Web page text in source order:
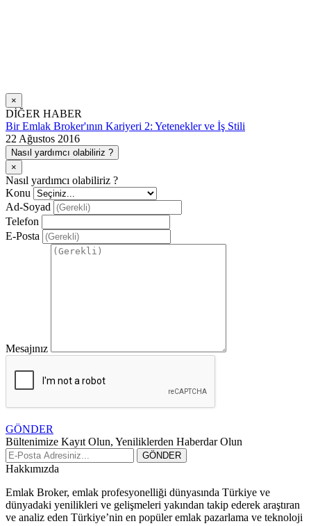
×
DİĞER HABER
Bir Emlak Broker'ının Kariyeri 2: Yetenekler ve İş Stili
22 Ağustos 2016
Nasıl yardımcı olabiliriz ?
×
Nasıl yardımcı olabiliriz ?
Konu
Ad-Soyad
Telefon
E-Posta
Mesajınız
GÖNDER
Bültenimize Kayıt Olun, Yeniliklerden Haberdar Olun
Hakkımızda
Emlak Broker, emlak profesyonelliği dünyasında Türkiye ve
dünyadaki yenilikleri ve gelişmeleri yakından takip ederek araştıran
ve analiz eden Türkiye’nin en popüler emlak pazarlama ve teknoloji